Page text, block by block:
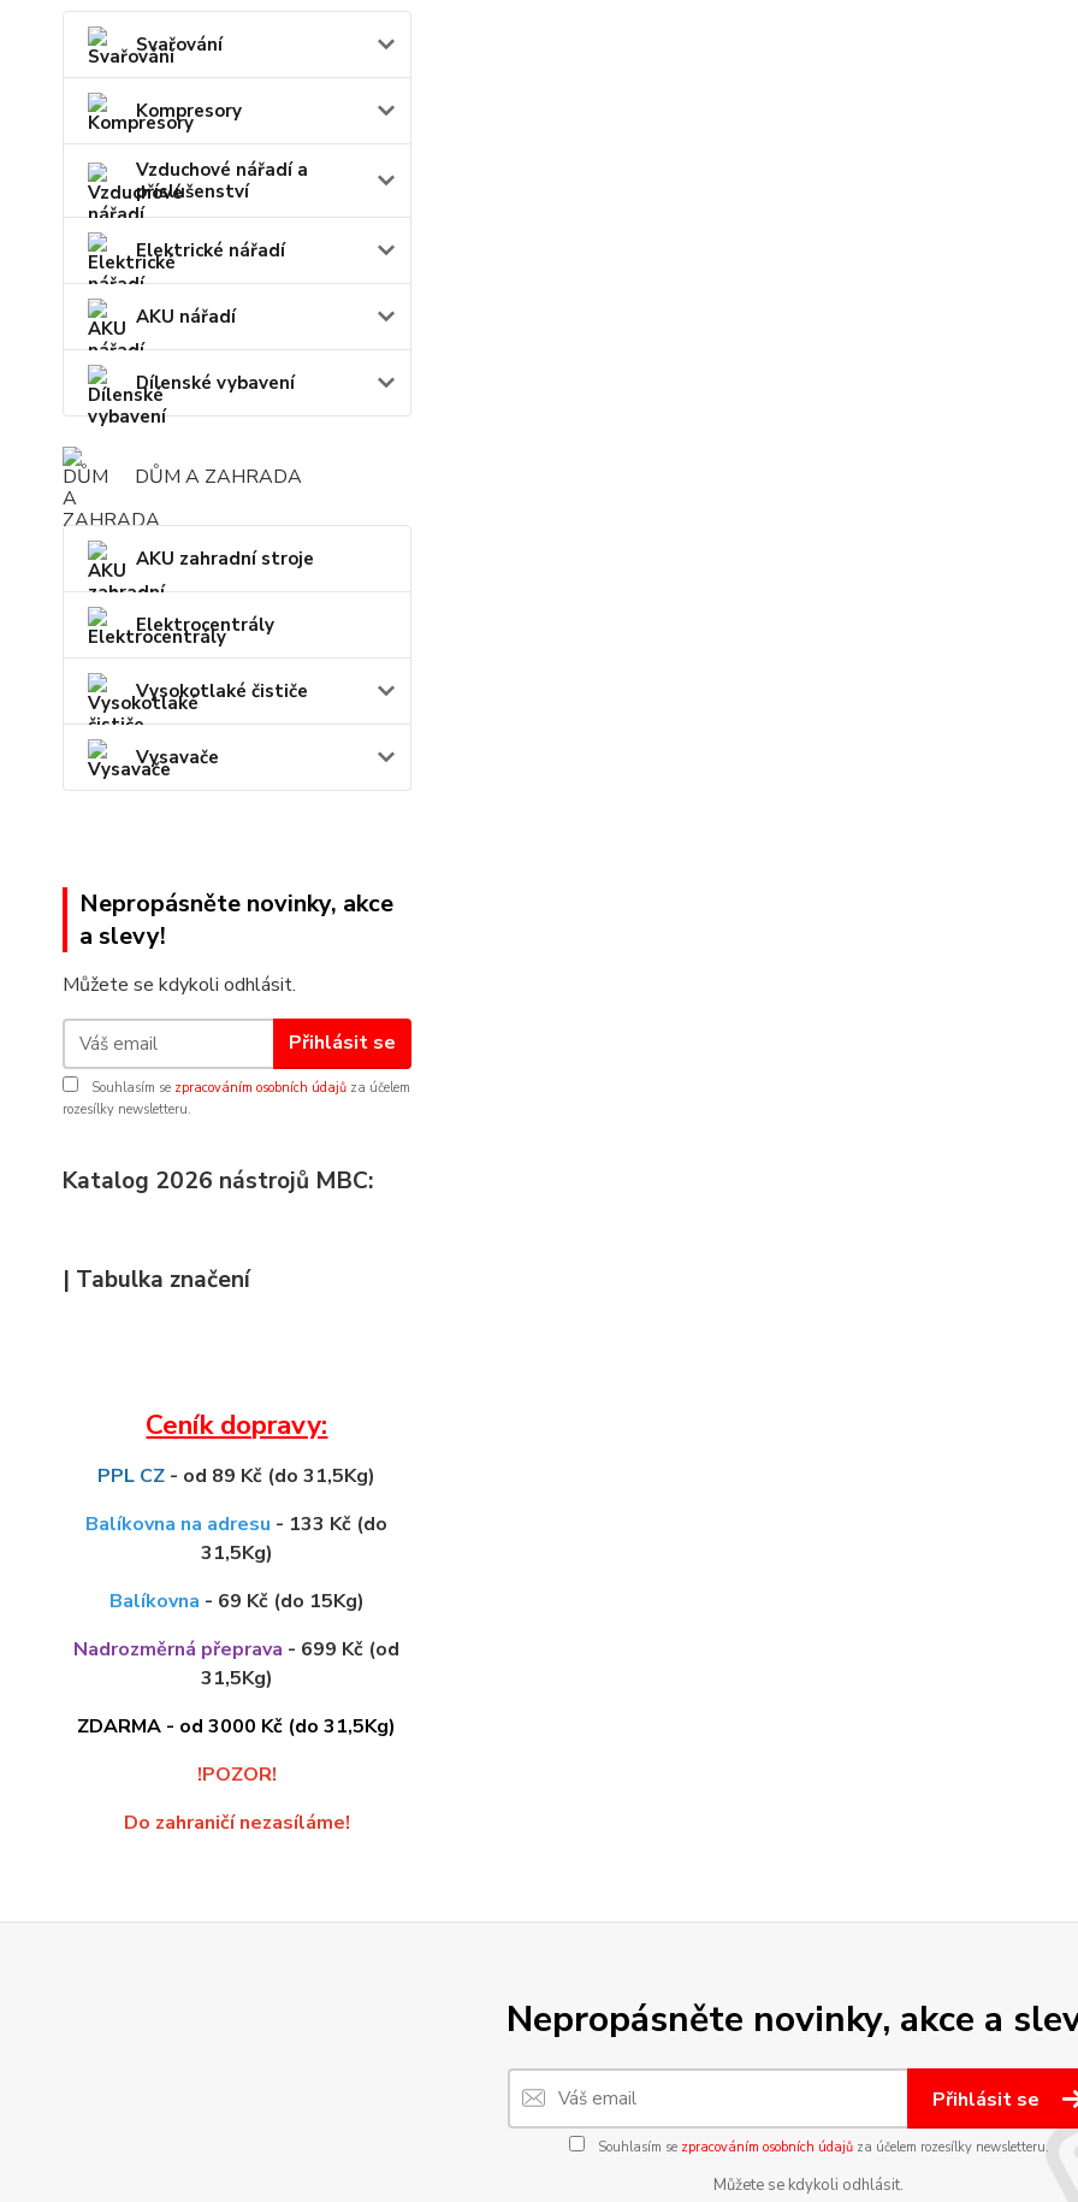
Svařování
Kompresory
Vzduchové nářadí a
příslušenství
Elektrické nářadí
AKU nářadí
Dílenské vybavení
DŮM A ZAHRADA
AKU zahradní stroje
Elektrocentrály
Vysokotlaké čističe
Vysavače
Nepropásněte novinky, akce
a slevy!
Můžete se kdykoli odhlásit.
Přihlásit se
Souhlasím se zpracováním osobních údajů za účelem
rozesílky newsletteru.
Katalog 2026 nástrojů MBC:
| Tabulka značení
Ceník dopravy:
PPL CZ - od 89 Kč (do 31,5Kg)
Balíkovna na adresu - 133 Kč (do
31,5Kg)
Balíkovna - 69 Kč (do 15Kg)
Nadrozměrná přeprava - 699 Kč (od
31,5Kg)
ZDARMA - od 3000 Kč (do 31,5Kg)
!POZOR!
Do zahraničí nezasíláme!
Nepropásněte novinky, akce a
Přihlásit se
Souhlasím se zpracováním osobních údajůza účelem rozesílky newsletteru.
Můžete se kdykoli odhlásit.